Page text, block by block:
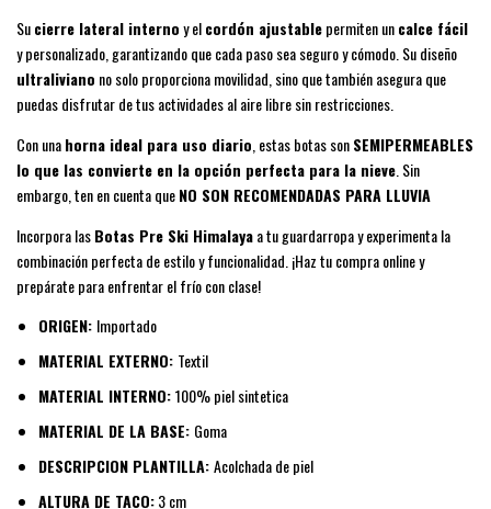
Sucierre lateral internoy elcordón ajustablepermiten uncalce fácil
y personalizado, garantizando que cada paso sea seguro y cómodo. Su diseño
ultraliviano no solo proporciona movilidad, sino que también asegura que
puedas disfrutar de tus actividades al aire libre sin restricciones.
Con unahorna ideal para uso diario , estas botas sonSEMIPERMEABLES
lo que las convierte en la opción perfecta para la nieve . Sin
embargo, ten en cuenta queNO SON RECOMENDADAS PARA LLUVIA
Incorpora lasBotas Pre Ski Himalayaa tu guardarropa y experimenta la
combinación perfecta de estilo y funcionalidad. ¡Haz tu compra online y
prepárate para enfrentar el frío con clase!
ORIGEN: Importado
MATERIAL EXTERNO: Textil
MATERIAL INTERNO:100% piel sintetica
MATERIAL DE LA BASE: Goma
DESCRIPCION PLANTILLA:Acolchada de piel
ALTURA DE TACO:3 cm